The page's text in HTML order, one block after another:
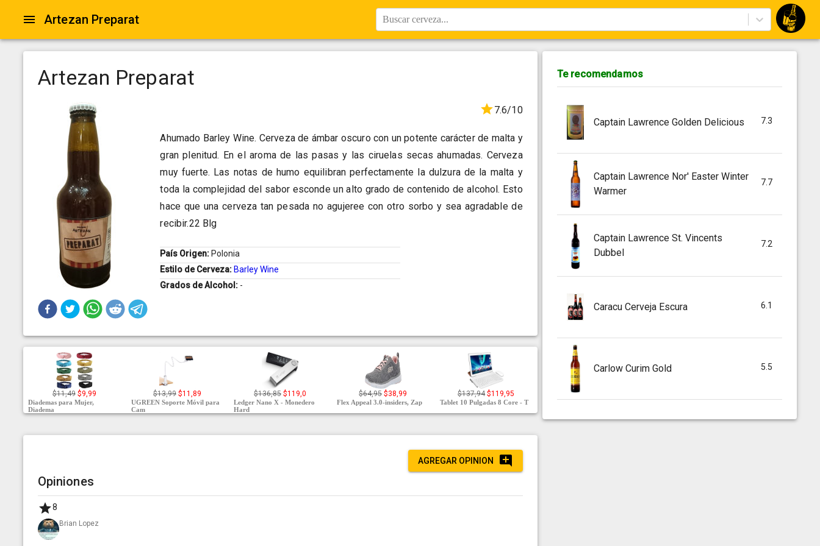
Artezan Preparat Buscar cerveza...
Artezan Preparat
7.6/10
Ahumado Barley Wine. Cerveza de ámbar oscuro con un potente carácter de malta y
gran plenitud. En el aroma de las pasas y las ciruelas secas ahumadas. Cerveza
muy fuerte. Las notas de humo equilibran perfectamente la dulzura de la malta y
toda la complejidad del sabor esconde un alto grado de contenido de alcohol. Esto
hace que una cerveza tan pesada no agujeree con otro sorbo y sea agradable de
recibir.22 Blg
País Origen: Polonia
Estilo de Cerveza: Barley Wine
Grados de Alcohol: -
$11,49 $9,99
Diademas para Mujer,
Diadema
$13,99 $11,89
UGREEN Soporte Móvil para
Cam
$136,85 $119,0
Ledger Nano X - Monedero
Hard
$64,95 $38,99
Flex Appeal 3.0-insiders, Zap
$137,94 $119,95
Tablet 10 Pulgadas 8 Core - T
AGREGAR OPINION
Opiniones
8
Brian Lopez
Te recomendamos
Captain Lawrence Golden Delicious 7.3
Captain Lawrence Nor' Easter Winter
Warmer
7.7
Captain Lawrence St. Vincents
Dubbel
7.2
Caracu Cerveja Escura 6.1
Carlow Curim Gold 5.5